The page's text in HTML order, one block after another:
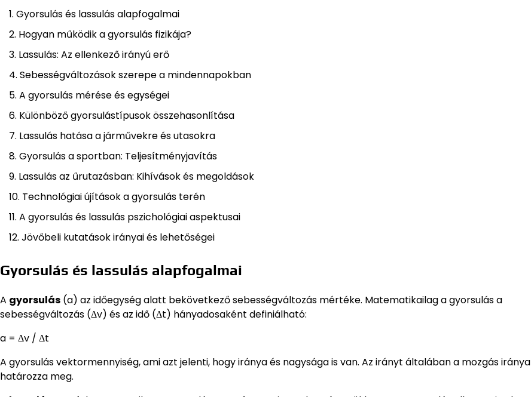
Gyorsulás és lassulás alapfogalmai
Hogyan működik a gyorsulás fizikája?
Lassulás: Az ellenkező irányú erő
Sebességváltozások szerepe a mindennapokban
A gyorsulás mérése és egységei
Különböző gyorsulástípusok összehasonlítása
Lassulás hatása a járművekre és utasokra
Gyorsulás a sportban: Teljesítményjavítás
Lassulás az űrutazásban: Kihívások és megoldások
Technológiai újítások a gyorsulás terén
A gyorsulás és lassulás pszichológiai aspektusai
Jövőbeli kutatások irányai és lehetőségei
Gyorsulás és lassulás alapfogalmai
A gyorsulás (a) az időegység alatt bekövetkező sebességváltozás mértéke. Matematikailag a gyorsulás a
sebességváltozás (Δv) és az idő (Δt) hányadosaként definiálható:
a = Δv / Δt
A gyorsulás vektormennyiség, ami azt jelenti, hogy iránya és nagysága is van. Az irányt általában a mozgás iránya
határozza meg.